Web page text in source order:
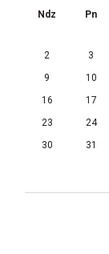
Ndz Pn
2
3
9
10
16
17
23
24
30
31